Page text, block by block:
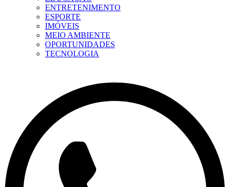
ENTRETENIMENTO
ESPORTE
IMÓVEIS
MEIO AMBIENTE
OPORTUNIDADES
TECNOLOGIA